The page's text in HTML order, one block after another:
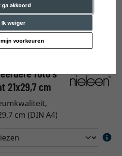
ga akkoord
Ik weiger
voorkeuren
foto's
21x29,7 cm
cm (DIN A4)